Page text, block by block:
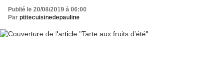
Publié le 20/08/2019 à 06:00
Par ptitecuisinedepauline